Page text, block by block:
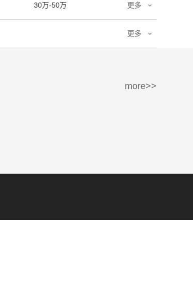
30万-50万 更多
更多
more>>